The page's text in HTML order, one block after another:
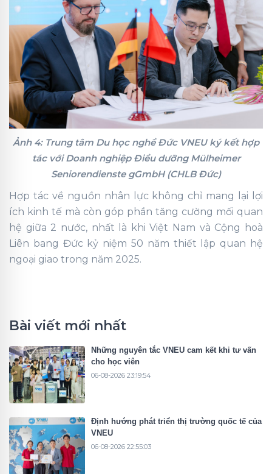
Ảnh 4: Trung tâm Du học nghề Đức VNEU ký kết hợp
tác với Doanh nghiệp Điều dưỡng Mülheimer
Seniorendienste gGmbH (CHLB Đức)
Hợp tác về nguồn nhân lực không chỉ mang lại lợi
ích kinh tế mà còn góp phần tăng cường mối quan
hệ giữa 2 nước, nhất là khi Việt Nam và Cộng hoà
Liên bang Đức kỷ niệm 50 năm thiết lập quan hệ
ngoại giao trong năm 2025.
Bài viết mới nhất
Những nguyên tắc VNEU cam kết khi tư vấn
cho học viên
06-08-2026 23:19:54
Định hướng phát triển thị trường quốc tế của
VNEU
06-08-2026 22:55:03